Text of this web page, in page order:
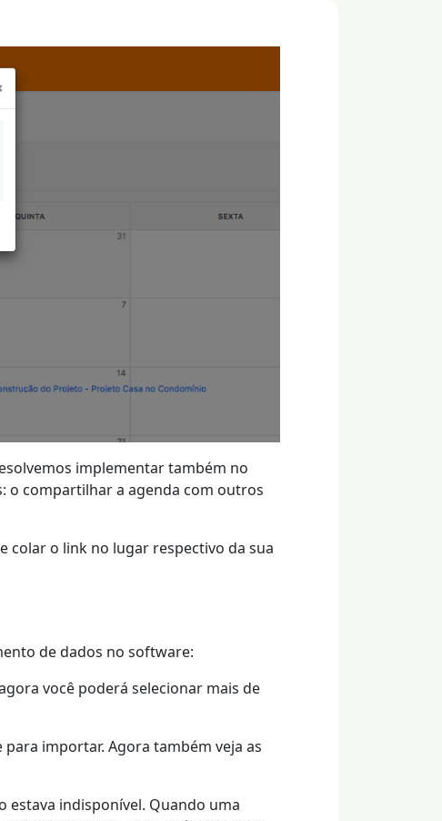
implementar também no
o compartilhar a agenda com outros
colar o link no lugar respectivo da sua
de dados no software:
você poderá selecionar mais de
importar. Agora também veja as
estava indisponível. Quando uma